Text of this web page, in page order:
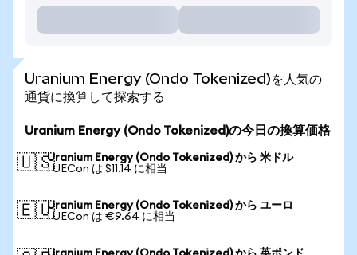
Uranium Energy (Ondo Tokenized)を人気の
通貨に換算して探索する
Uranium Energy (Ondo Tokenized)の今日の換算価格
🇺🇸Uranium Energy (Ondo Tokenized) から 米ドル
1 UECon は $11.14 に相当
🇪🇺Uranium Energy (Ondo Tokenized) から ユーロ
1 UECon は €9.64 に相当